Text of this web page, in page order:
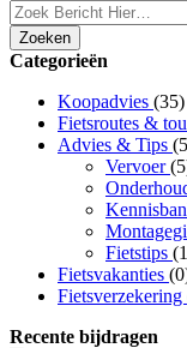
Zoeken
Categorieën
Koopadvies (35)
Fietsroutes &
Advies & Tips
Vervoer
Fietstips
Fietsvakanties
Fietsverzekering
Recente bijdragen